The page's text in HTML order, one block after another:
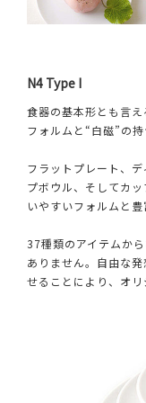
N4 Type I
食器の基本形とも言
フォルムと“白磁”の
フラットプレート、
プボウル、そしてカ
いやすいフォルムと
37種類のアイテムか
ありません。自由な
せることにより、オリ